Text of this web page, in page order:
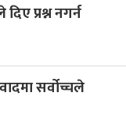
प्रश्न नगर्न
सर्वोच्चले